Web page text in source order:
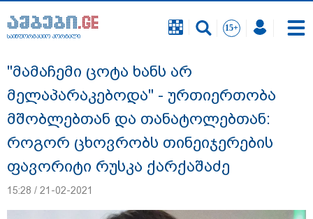
საინფორმაციო პორტალი
საინფორმაციო პორტალი
"მამაჩემი ცოტა ხანს არ
მელაპარაკებოდა" - ურთიერთობა
მშობლებთან და თანატოლებთან:
როგორ ცხოვრობს თინეიჯერების
ფავორიტი რუსკა ქარქაშაძე
15:28 / 21-02-2021